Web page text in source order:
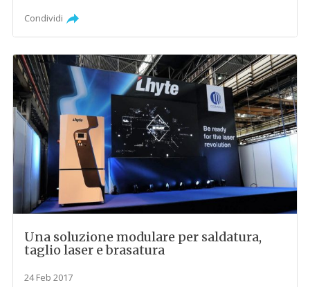
Condividi
Una soluzione modulare per saldatura,
taglio laser e brasatura
24 Feb 2017